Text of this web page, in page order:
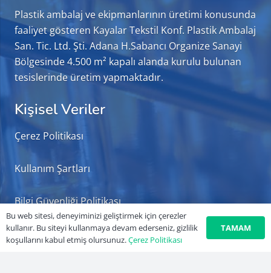
Plastik ambalaj ve ekipmanlarının üretimi konusunda
faaliyet gösteren Kayalar Tekstil Konf. Plastik Ambalaj
San. Tic. Ltd. Şti. Adana H.Sabancı Organize Sanayi
Bölgesinde 4.500 m² kapalı alanda kurulu bulunan
tesislerinde üretim yapmaktadır.
Kişisel Veriler
Çerez Politikası
Kullanım Şartları
Bilgi Güvenliği Politikası
Bu web sitesi, deneyiminizi geliştirmek için çerezler
kullanır. Bu siteyi kullanmaya devam ederseniz, gizlilik
koşullarını kabul etmiş olursunuz.Çerez Politikası
TAMAM